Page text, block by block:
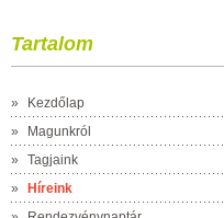
Tartalom
»
Kezdőlap
»
Magunkról
»
Tagjaink
»
Híreink